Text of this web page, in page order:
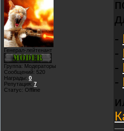
Генерал-лейтенант
Группа: Модераторы
Сообщений: 520
Награды: 0
Репутация: 7
Статус: Offline
-
-
-
-